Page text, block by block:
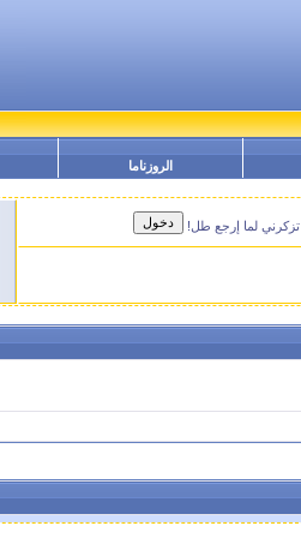
الروزناما
تزكرني لما إرجع طل!